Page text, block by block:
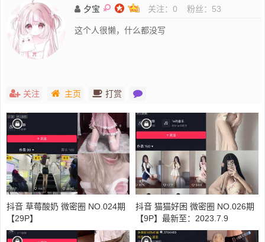
夕宝 关注： 0 粉丝： 53
这个人很懒，什么都没写
关注 主页 打赏
抖音 草莓酸奶 微密圈 NO.024期
【29P】
抖音 猫猫好困 微密圈 NO.026期
【9P】最新至：2023.7.9